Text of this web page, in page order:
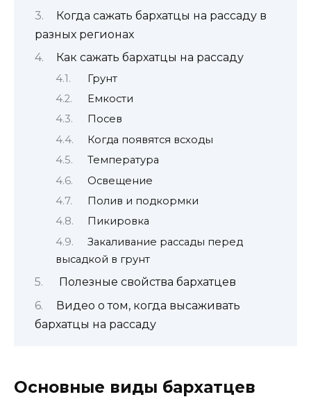
Когда сажать бархатцы на рассаду в
разных регионах
Как сажать бархатцы на рассаду
Грунт
Емкости
Посев
Когда появятся всходы
Температура
Освещение
Полив и подкормки
Пикировка
Закаливание рассады перед
высадкой в грунт
Полезные свойства бархатцев
Видео о том, когда высаживать
бархатцы на рассаду
Основные виды бархатцев